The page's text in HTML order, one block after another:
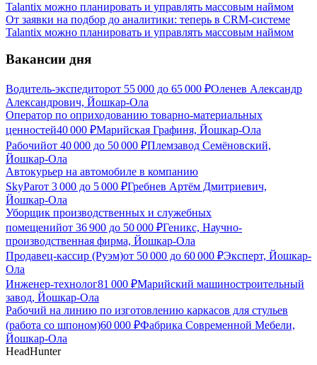
От заявки на подбор до аналитики: теперь в CRM-системе
Talantix можно планировать и управлять массовым наймом
Вакансии дня
Водитель-экспедиторот 55 000 до 65 000 ₽Оленев Александр
Александрович, Йошкар-Ола
Оператор по оприходованию товарно-материальных
ценностей40 000 ₽Марийская Графиня, Йошкар-Ола
Рабочийот 40 000 до 50 000 ₽Племзавод Семёновский,
Йошкар-Ола
Автокурьер на автомобиле в компанию
SkyParот 3 000 до 5 000 ₽Гребнев Артём Дмитриевич,
Йошкар-Ола
Уборщик производственных и служебных
помещенийот 36 900 до 50 000 ₽Геникс, Научно-
производственная фирма, Йошкар-Ола
Продавец-кассир (Руэм)от 50 000 до 60 000 ₽Эксперт, Йошкар-
Ола
Инженер-технолог81 000 ₽Марийский машиностроительный
завод, Йошкар-Ола
Рабочий на линию по изготовлению каркасов для стульев
(работа со шпоном)60 000 ₽Фабрика Современной Мебели,
Йошкар-Ола
HeadHunter